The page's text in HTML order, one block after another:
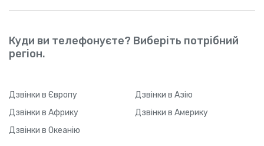
Куди ви телефонуєте? Виберіть потрібний
регіон.
Дзвінки в Європу Дзвінки в Азію
Дзвінки в Африку Дзвінки в Америку
Дзвінки в Океанію